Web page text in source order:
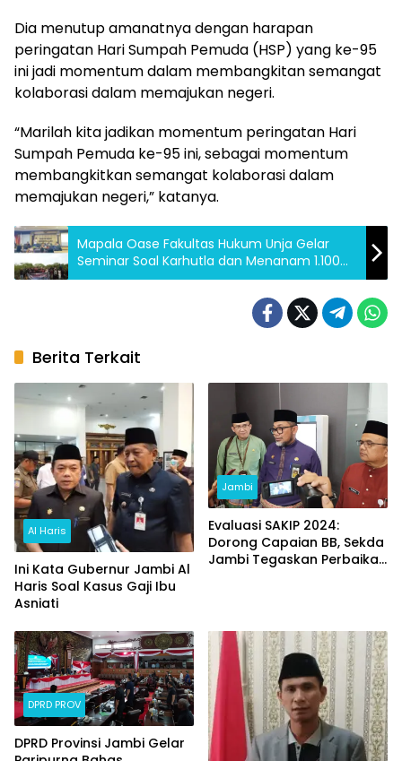
Dia menutup amanatnya dengan harapan
peringatan Hari Sumpah Pemuda (HSP) yang ke-95
ini jadi momentum dalam membangkitan semangat
kolaborasi dalam memajukan negeri.
“Marilah kita jadikan momentum peringatan Hari
Sumpah Pemuda ke-95 ini, sebagai momentum
membangkitkan semangat kolaborasi dalam
memajukan negeri,” katanya.
Mapala Oase Fakultas Hukum Unja Gelar
Seminar Soal Karhutla dan Menanam 1.100
Pohon
Berita Terkait
Al Haris
Ini Kata Gubernur Jambi Al
Haris Soal Kasus Gaji Ibu
Asniati
Jambi
Evaluasi SAKIP 2024:
Dorong Capaian BB, Sekda
Jambi Tegaskan Perbaikan
DPRD PROV
DPRD Provinsi Jambi Gelar